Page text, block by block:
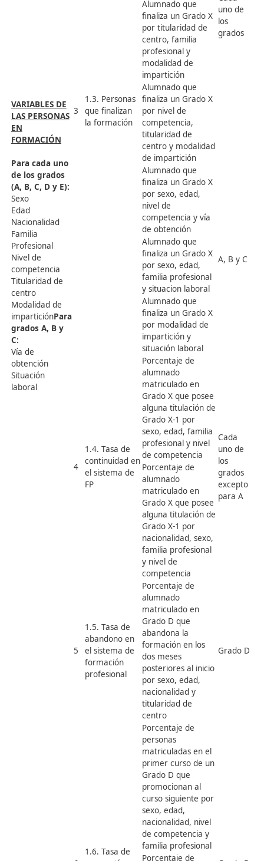
VARIABLES DE
LAS PERSONAS
EN
FORMACIÓN
matriculación
en formación
profesional del
educativo
Tasa bruta de
escolarización por
sexo y nivel de
competencia
1.3. Personas
que finalizan
la formación
Alumnado que
finaliza un Grado X
por sexo, edad,
nacionalidad y
familia profesional
Alumnado que
finaliza un Grado X
por sexo, edad,
familia profesional
y nivel de
competencia
Alumnado que
finaliza un Grado X
por titularidad de
centro, familia
profesional y
modalidad de
impartición
Alumnado que
finaliza un Grado X
por nivel de
competencia,
titularidad de
centro y modalidad
de impartición
Alumnado que
finaliza un Grado X
por sexo, edad,
nivel de
competencia y vía
de obtención
Alumnado que
finaliza un Grado X
por sexo, edad,
familia profesional
y situacion laboral
Alumnado que
finaliza un Grado X
por modalidad de
impartición y
situación laboral
1.4. Tasa de
continuidad en
el sistema de
Porcentaje de
alumnado
matriculado en
Grado X que posee
alguna titulación de
Grado X-1 por
sexo, edad, familia
profesional y nivel
de competencia
Porcentaje de
alumnado
matriculado en
Grado X que posee
alguna titulación de
Grado X-1 por